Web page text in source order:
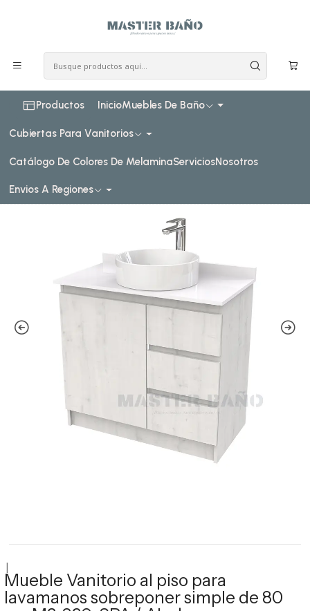
Productos InicioMuebles De Baño
Cubiertas Para Vanitorios
Catálogo De Colores De MelaminaServiciosNosotros
Envios A Regiones
Muebles para lavamanos sobreponer al piso simple
sobreponer al piso simple de 80 cm
Mueble Vanitorio al piso para lavamanos sobreponer
simple de 80 cm M2-830-SPA / Alaska
|
Mueble Vanitorio al piso para
lavamanos sobreponer simple de 80